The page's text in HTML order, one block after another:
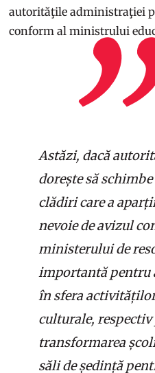
autorităţile administraţiei
conform al ministrului
Astăzi, dacă
dorește să
clădiri care a
nevoie de avizul
ministerului de
importantă pentru
în sfera
culturale,
transformarea
săli de ședință